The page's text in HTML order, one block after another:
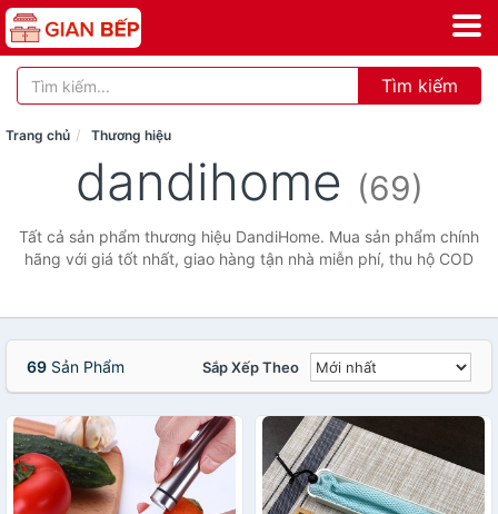
Tìm kiếm
Trang chủ Thương hiệu
dandihome (69)
Tất cả sản phẩm thương hiệu DandiHome. Mua sản phẩm chính
hãng với giá tốt nhất, giao hàng tận nhà miễn phí, thu hộ COD
69 Sản Phẩm Sắp Xếp Theo